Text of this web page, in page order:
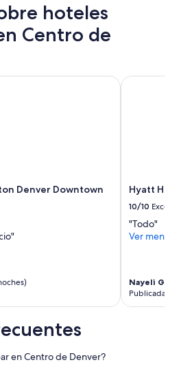
hoteles
Centro de
Denver Downtown
Denver Downtown Convention
Hyatt
10/10
"Todo"
Ver menos
Nayeli
Publicada
Hyatt
en Centro de Denver?